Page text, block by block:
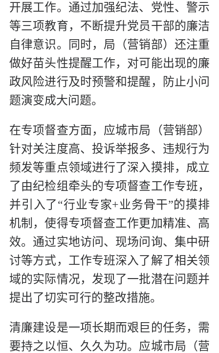
开展工作。通过加强纪法、党性、警示
等三项教育，不断提升党员干部的廉洁
自律意识。同时，局（营销部）还注重
做好苗头性提醒工作，对可能出现的廉
政风险进行及时预警和提醒，防止小问
题演变成大问题。
在专项督查方面，应城市局（营销部）
针对关注度高、投诉举报多、违规行为
频发等重点领域进行了深入摸排，成立
了由纪检组牵头的专项督查工作专班，
并引入了“行业专家+业务骨干”的摸排
机制，使得专项督查工作更加精准、高
效。通过实地访问、现场问询、集中研
讨等方式，工作专班深入了解了相关领
域的实际情况，发现了一批潜在问题并
提出了切实可行的整改措施。
清廉建设是一项长期而艰巨的任务，需
要持之以恒、久久为功。应城市局（营